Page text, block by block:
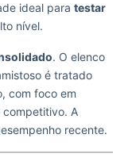
ideal para testar
nível.
. O elenco
é tratado
com foco em
competitivo. A
recente.